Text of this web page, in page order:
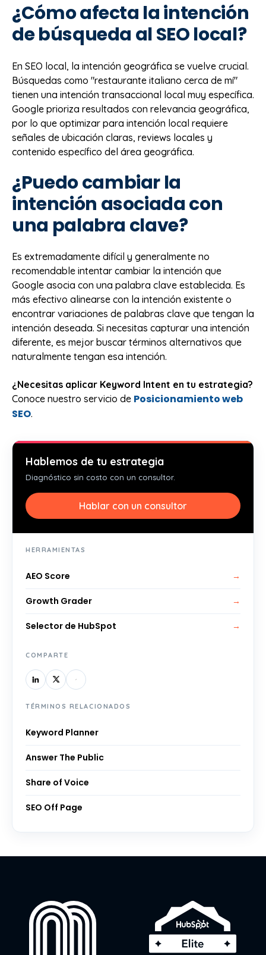
¿Cómo afecta la intención
de búsqueda al SEO local?
En SEO local, la intención geográfica se vuelve crucial.
Búsquedas como "restaurante italiano cerca de mí"
tienen una intención transaccional local muy específica.
Google prioriza resultados con relevancia geográfica,
por lo que optimizar para intención local requiere
señales de ubicación claras, reviews locales y
contenido específico del área geográfica.
¿Puedo cambiar la
intención asociada con
una palabra clave?
Es extremadamente difícil y generalmente no
recomendable intentar cambiar la intención que
Google asocia con una palabra clave establecida. Es
más efectivo alinearse con la intención existente o
encontrar variaciones de palabras clave que tengan la
intención deseada. Si necesitas capturar una intención
diferente, es mejor buscar términos alternativos que
naturalmente tengan esa intención.
¿Necesitas aplicar Keyword Intent en tu estrategia?
Conoce nuestro servicio de Posicionamiento web
SEO.
Hablemos de tu estrategia
Diagnóstico sin costo con un consultor.
Hablar con un consultor
HERRAMIENTAS
AEO Score →
Growth Grader →
Selector de HubSpot →
COMPARTE
TÉRMINOS RELACIONADOS
Keyword Planner
Answer The Public
Share of Voice
SEO Off Page